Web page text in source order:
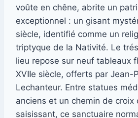
voûte en chêne, abrite un
exceptionnel : un gisant
siècle, identifié comme un
triptyque de la Nativité. Le
lieu repose sur neuf tableaux
XVIIe siècle, offerts par Jean-
Lechanteur. Entre statues
anciens et un chemin de croix
saisissant, ce sanctuaire